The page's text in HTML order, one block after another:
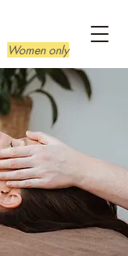
Women only